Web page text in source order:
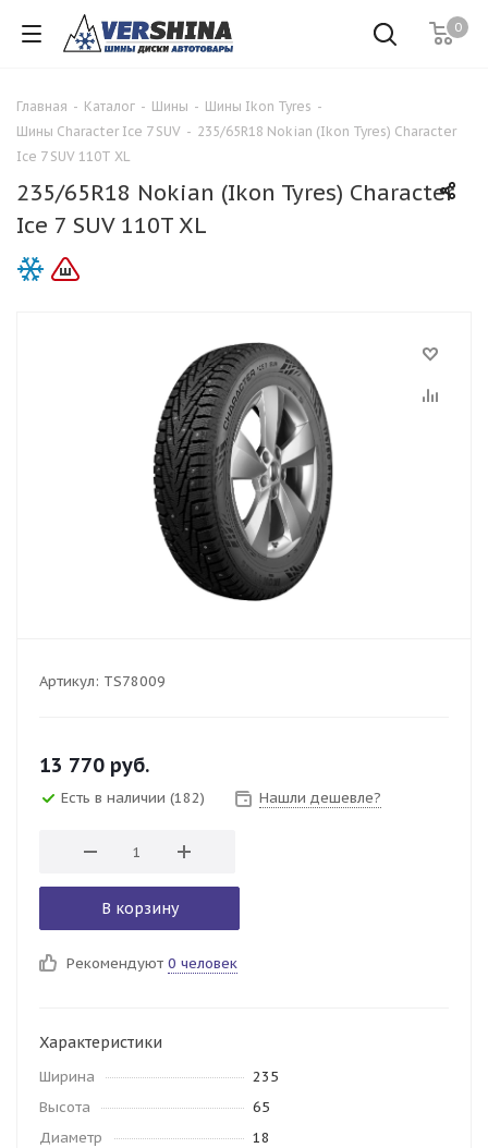
0
Главная - Каталог - Шины - Шины Ikon Tyres -
Шины Character Ice 7 SUV - 235/65R18 Nokian (Ikon Tyres) Character
Ice 7 SUV 110T XL
235/65R18 Nokian (Ikon Tyres) Character
Ice 7 SUV 110T XL
Артикул: TS78009
13 770 руб.
Есть в наличии (182) Нашли дешевле?
В корзину
Рекомендуют 0 человек
Характеристики
Ширина
235
Высота
65
Диаметр
18